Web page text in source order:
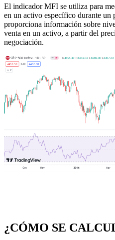
El indicador MFI se utiliza para
en un activo específico durante
proporciona información sobre
venta en un activo, a partir del
negociación.
¿CÓMO SE